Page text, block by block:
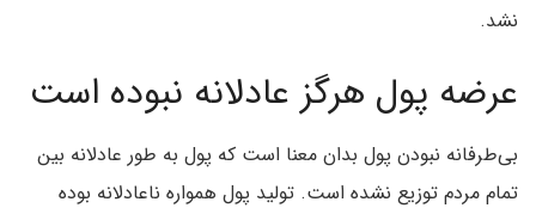
نشد.
عرضه پول هرگز عادلانه نبوده است
بی‌طرفانه نبودن پول بدان معنا است که پول به طور عادلانه بین
تمام مردم توزیع نشده است. تولید پول همواره ناعادلانه بوده